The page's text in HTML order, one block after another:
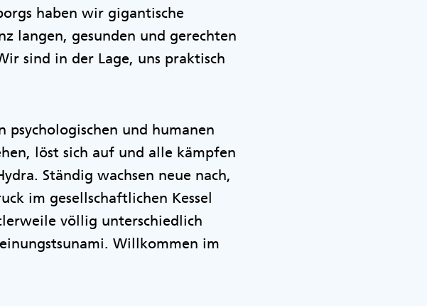
haben wir gigantische
langen, gesunden und gerechten
sind in der Lage, uns praktisch
und humanen
löst sich auf und alle kämpfen
Ständig wachsen neue nach,
im gesellschaftlichen Kessel
völlig unterschiedlich
Willkommen im